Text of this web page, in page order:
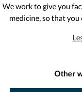
We work to give you
medicine, so that you
Other